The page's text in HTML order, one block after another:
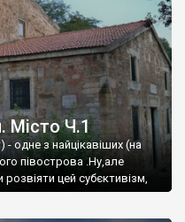
Місто Ч.1
одне з найцікавіших (на
півострова .Ну,але
цей субєктивізм,